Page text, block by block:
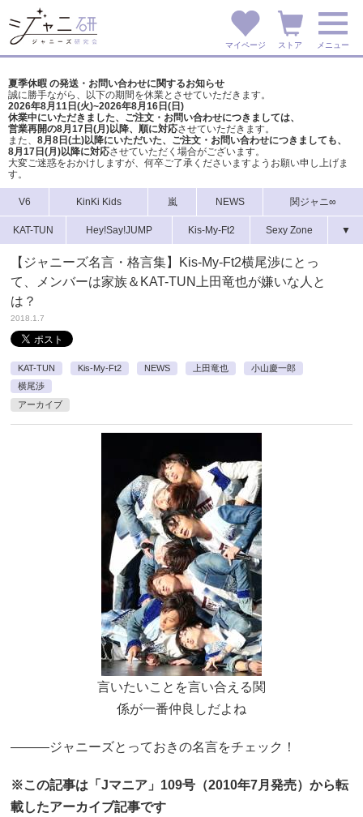
マイページ ストア メニュー
夏季休暇 の発送・お問い合わせに関するお知らせ
誠に勝手ながら、以下の期間を休業とさせていただきます。
2026年8月11日(火)~2026年8月16日(日)
休業中にいただきました、ご注文・お問い合わせにつきましては、
営業再開の8月17日(月)以降、順に対応させていただきます。
また、 8月8日(土)以降にいただいた、ご注文・ お問い合わせにつきましても、
8月17日(月)以降に対応させていただく場合がございます。
大変ご迷惑をおかけしますが、 何卒ご了承くださいますようお願い申し上げま
す。
V6 KinKi Kids 嵐 NEWS 関ジャニ∞
KAT-TUN Hey!Say!JUMP Kis-My-Ft2 Sexy Zone ▼
【ジャニーズ名言・格言集】Kis-My-Ft2横尾渉にとっ
て、メンバーは家族＆KAT-TUN上田竜也が嫌いな人と
は？
2018.1.7
KAT-TUN Kis-My-Ft2 NEWS 上田竜也
小山慶一郎
横尾渉
アーカイブ
言いたいことを言い合える関
係が一番仲良しだよね
―――ジャニーズとっておきの名言をチェック！
※この記事は「Jマニア」109号（2010年7月発売）から転
載したアーカイブ記事です